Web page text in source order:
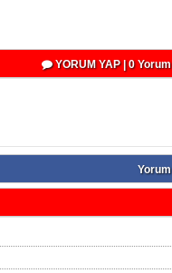
YORUM YAP | 0 Yorum
Yorum